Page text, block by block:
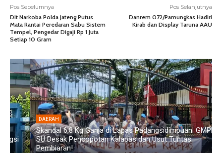
Pos Sebelumnya
Dit Narkoba Polda Jateng Putus
Mata Rantai Peredaran Sabu Sistem
Tempel, Pengedar Digaji Rp 1 Juta
Setiap 10 Gram
Pos Selanjutnya
Danrem 072/Pamungkas Hadiri
Kirab dan Display Taruna AAU
DAERAH
Skandal 6,8 Kg Ganja di Lapas Padangsidimpuan: GMPET-
SU Desak Pencopotan Kalapas dan Usut Tuntas
Pembiaran!